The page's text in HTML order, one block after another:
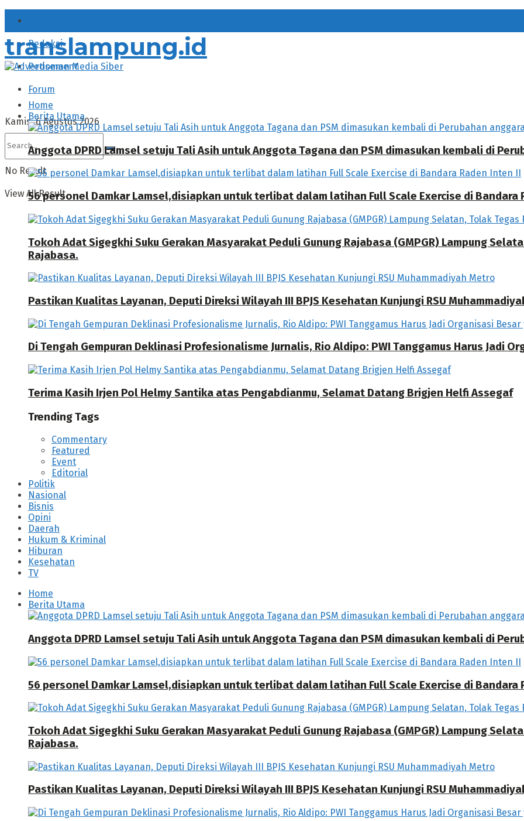
Redaksi
Pedoman Media Siber
Forum
Kamis, 6 Agustus 2026
No Result
View All Result
translampung.id
Home
Berita Utama
Anggota DPRD Lamsel setuju Tali Asih untuk Anggota Tagana dan PSM dimasukan kembali di
56 personel Damkar Lamsel,disiapkan untuk terlibat dalam latihan Full Scale Exercise di Bandara
Tokoh Adat Sigegkhi Suku Gerakan Masyarakat Peduli Gunung Rajabasa (GMPGR) Lampung
Rajabasa.
Pastikan Kualitas Layanan, Deputi Direksi Wilayah III BPJS Kesehatan Kunjungi RSU
Di Tengah Gempuran Deklinasi Profesionalisme Jurnalis, Rio Aldipo: PWI Tanggamus Harus Jadi
Terima Kasih Irjen Pol Helmy Santika atas Pengabdianmu, Selamat Datang Brigjen Helfi Assegaf
Trending Tags
Commentary
Featured
Event
Editorial
Politik
Nasional
Bisnis
Opini
Daerah
Hukum & Kriminal
Hiburan
Kesehatan
TV
Home
Berita Utama
Anggota DPRD Lamsel setuju Tali Asih untuk Anggota Tagana dan PSM dimasukan kembali di
56 personel Damkar Lamsel,disiapkan untuk terlibat dalam latihan Full Scale Exercise di Bandara
Tokoh Adat Sigegkhi Suku Gerakan Masyarakat Peduli Gunung Rajabasa (GMPGR) Lampung
Rajabasa.
Pastikan Kualitas Layanan, Deputi Direksi Wilayah III BPJS Kesehatan Kunjungi RSU